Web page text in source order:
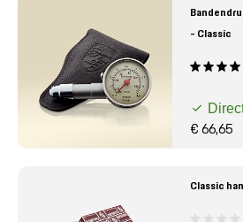
- Classic
€ 66,65
Classic